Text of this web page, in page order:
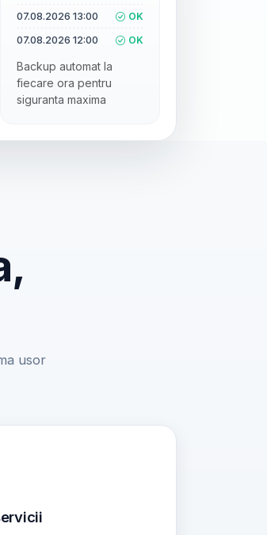
07.08.2026 13:00
OK
07.08.2026 12:00
OK
Backup automat la
fiecare ora pentru
siguranta maxima
usor